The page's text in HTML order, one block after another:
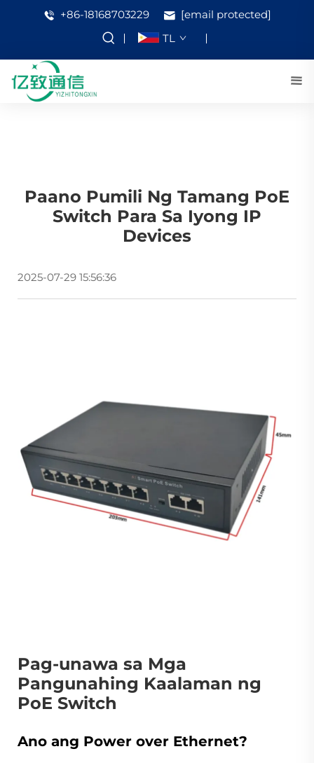
+86-18168703229
[email protected]
TL
Paano Pumili Ng Tamang PoE
Switch Para Sa Iyong IP
Devices
2025-07-29 15:56:36
Pag-unawa sa Mga
Pangunahing Kaalaman ng
PoE Switch
Ano ang Power over Ethernet?